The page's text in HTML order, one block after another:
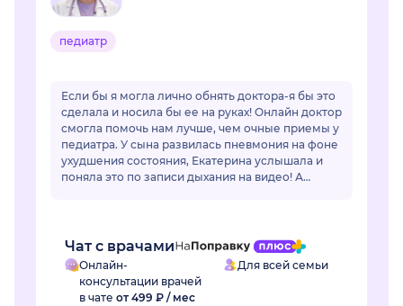
педиатр
Если бы я могла лично обнять доктора-я бы это
сделала и носила бы ее на руках! Онлайн доктор
смогла помочь нам лучше, чем очные приемы у
педиатра. У сына развилась пневмония на фоне
ухудшения состояния, Екатерина услышала и
поняла это по записи дыхания на видео! А
Чат с врачами
Онлайн-
консультации врачей
в чате от 499 ₽ / мес
Для всей семьи